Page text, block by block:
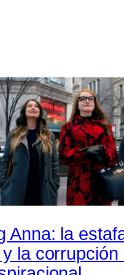
Anna: la
la corrupción